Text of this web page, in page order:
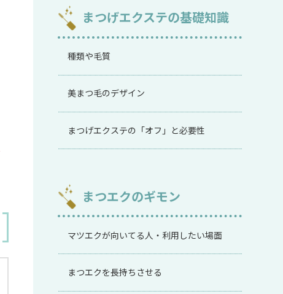
まつげエクステの基礎知識
種類や毛質
美まつ毛のデザイン
まつげエクステの「オフ」と必要性
まつエクのギモン
マツエクが向いてる人・利用したい場面
まつエクを長持ちさせる